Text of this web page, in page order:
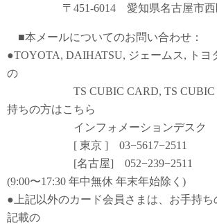
〒451-6014 愛知県名古屋市西区
■本メールについてのお問い合わせ：
●TOYOTA, DAIHATSU, ジェームス, トヨ
の
TS CUBIC CARD, TS CUBIC
持ちの方はこちら
インフォメーションデスク
[ 東京 ] 03−5617−2511
[名古屋] 052−239−2511
(9:00〜17:30 年中無休 年末年始除く)
●上記以外のカード会員さまは、お手持ち
記載の